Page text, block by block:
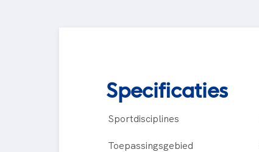
Specificaties
Sportdisciplines
Toepassingsgebied